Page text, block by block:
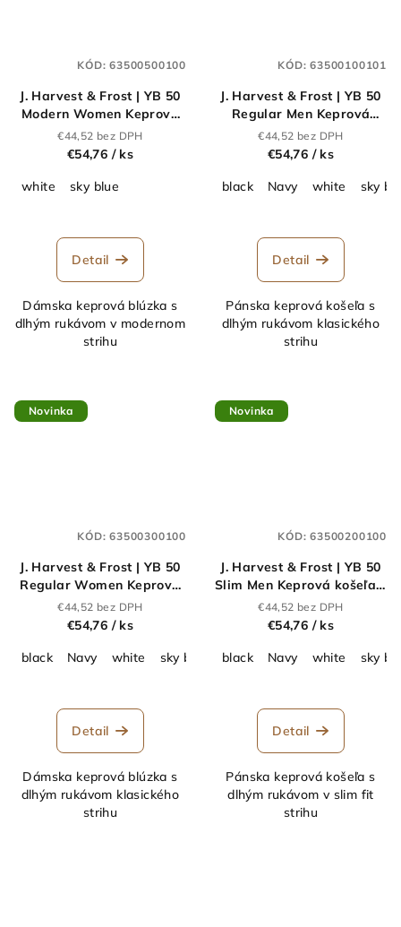
J. Harvest & Frost | YB 50
Modern Women Keprová
blúzka s dlhým
rukávom_63.5005
€44,52 bez DPH
€54,76 / ks
white
sky blue
Detail
Dámska keprová blúzka s
dlhým rukávom v modernom
strihu
KÓD:63500500100
J. Harvest & Frost | YB 50
Regular Men Keprová
košeľa s dlhým
rukávom_63.5001
€44,52 bez DPH
€54,76 / ks
black
Navy white sky
Detail
Pánska keprová košeľa s
dlhým rukávom klasického
strihu
KÓD:63500100101
Novinka
J. Harvest & Frost | YB 50
Regular Women Keprová
blúzka s dlhým
rukávom_63.5003
€44,52 bez DPH
€54,76 / ks
black
Navy white sky blue grey navy stripe sky
Detail
Dámska keprová blúzka s
dlhým rukávom klasického
strihu
KÓD:63500300100
Novinka
J. Harvest & Frost | YB 50
Slim Men Keprová košeľa s
dlhým rukávom_63.5002
€44,52 bez DPH
€54,76 / ks
black
Navy white sky
Detail
Pánska keprová košeľa s
dlhým rukávom v slim fit
strihu
KÓD:63500200100